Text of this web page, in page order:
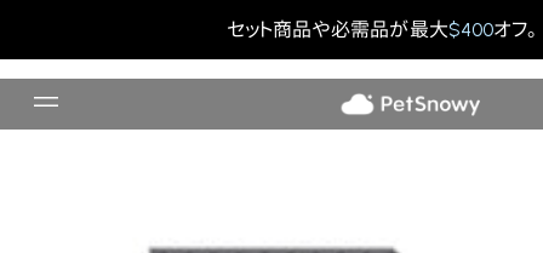
セット商品や必需品が最大$400オフ。
トイレマット（グレー）